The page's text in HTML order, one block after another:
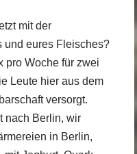
mit der
und eures Fleisches?
pro Woche für zwei
Leute hier aus dem
versorgt.
nach Berlin, wir
in Berlin,